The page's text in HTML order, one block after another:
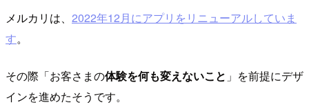
メルカリは、 2022年12月にアプリをリニューアルしていま
す。
その際「お客さまの体験を何も変えないこと 」を前提にデザ
インを進めたそうです。